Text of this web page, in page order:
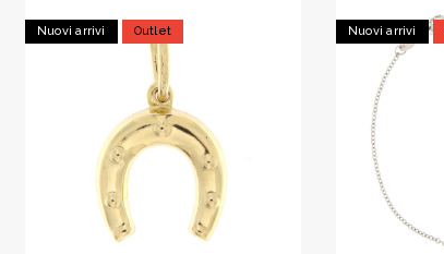
Nuovi arrivi Outlet Nuovi arrivi